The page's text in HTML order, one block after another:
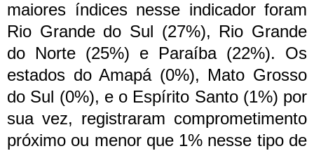
maiores índices nesse indicador foram
Rio Grande do Sul (27%), Rio Grande
do Norte (25%) e Paraíba (22%). Os
estados do Amapá (0%), Mato Grosso
do Sul (0%), e o Espírito Santo (1%) por
sua vez, registraram comprometimento
próximo ou menor que 1% nesse tipo de